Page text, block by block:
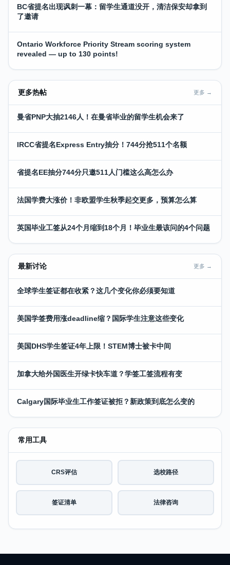
BC省提名出现讽刺一幕：留学生通道没开，清洁保安却拿到
了邀请
Ontario Workforce Priority Stream scoring system
revealed — up to 130 points!
更多热帖 更多 →
曼省PNP大抽2146人！在曼省毕业的留学生机会来了
IRCC省提名Express Entry抽分！744分抢511个名额
省提名EE抽分744分只邀511人门槛这么高怎么办
法国学费大涨价！非欧盟学生秋季起交更多，预算怎么算
英国毕业工签从24个月缩到18个月！毕业生最该问的4个问题
最新讨论 更多 →
全球学生签证都在收紧？这几个变化你必须要知道
美国学签费用涨deadline缩？国际学生注意这些变化
美国DHS学生签证4年上限！STEM博士被卡中间
加拿大给外国医生开绿卡快车道？学签工签流程有变
Calgary国际毕业生工作签证被拒？新政策到底怎么变的
常用工具
CRS评估 选校路径
签证清单 法律咨询